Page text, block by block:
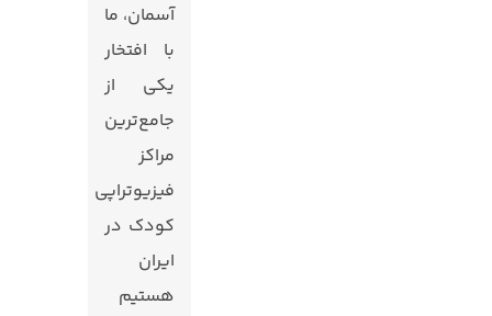
آسمان، ما
با افتخار
یکی از
جامع‌ترین
مراکز
فیزیوتراپی
کودک در
ایران
هستیم